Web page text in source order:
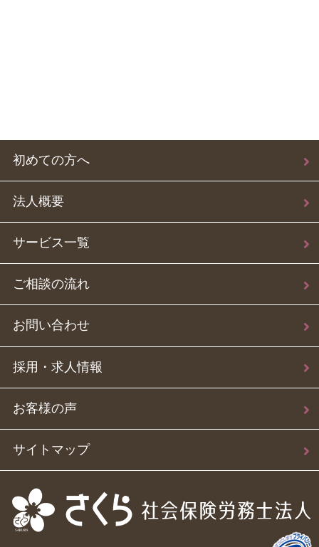
初めての方へ
法人概要
サービス一覧
ご相談の流れ
お問い合わせ
採用・求人情報
お客様の声
サイトマップ